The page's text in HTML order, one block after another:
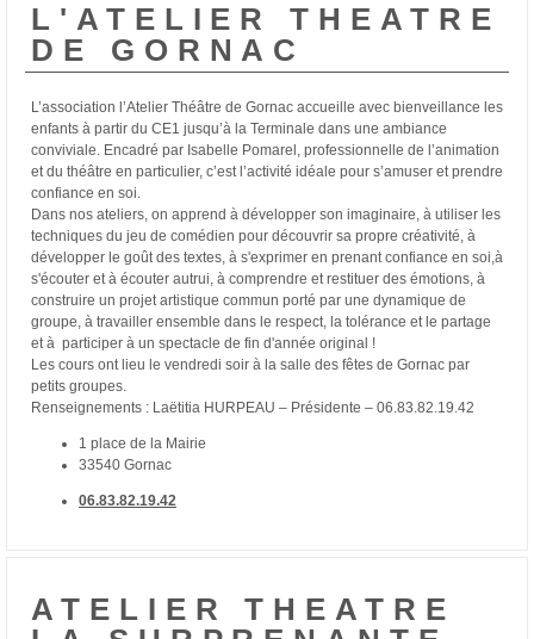
L'ATELIER THEATRE
DE GORNAC
L’association l’Atelier Théâtre de Gornac accueille avec bienveillance les
enfants à partir du CE1 jusqu’à la Terminale dans une ambiance
conviviale. Encadré par Isabelle Pomarel, professionnelle de l’animation
et du théâtre en particulier, c’est l’activité idéale pour s’amuser et prendre
confiance en soi.
Dans nos ateliers, on apprend à développer son imaginaire, à utiliser les
techniques du jeu de comédien pour découvrir sa propre créativité, à
développer le goût des textes, à s'exprimer en prenant confiance en soi,à
s'écouter et à écouter autrui, à comprendre et restituer des émotions, à
construire un projet artistique commun porté par une dynamique de
groupe, à travailler ensemble dans le respect, la tolérance et le partage
et à participer à un spectacle de fin d'année original !
Les cours ont lieu le vendredi soir à la salle des fêtes de Gornac par
petits groupes.
Renseignements : Laëtitia HURPEAU – Présidente – 06.83.82.19.42
1 place de la Mairie
33540 Gornac
06.83.82.19.42
ATELIER THEATRE